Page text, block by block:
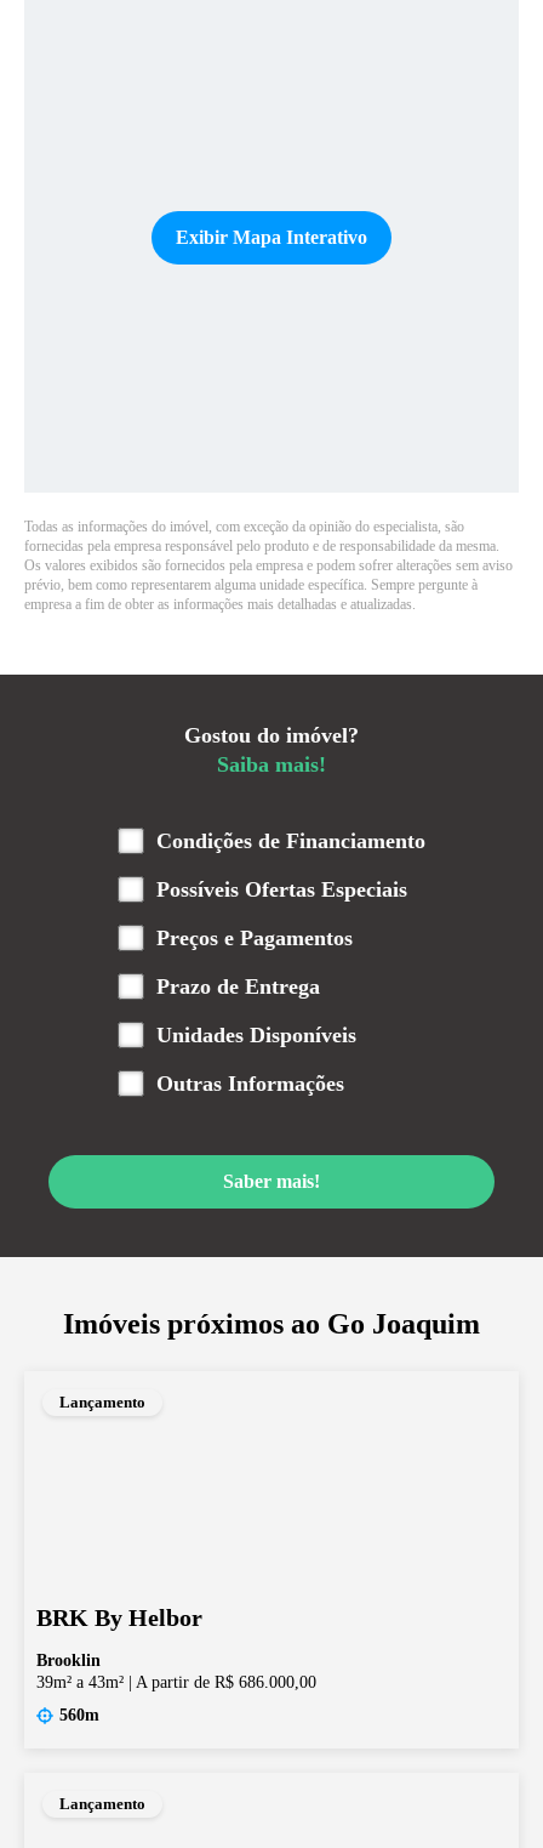
Exibir Mapa Interativo
Todas as informações do imóvel, com exceção da opinião do especialista, são
fornecidas pela empresa responsável pelo produto e de responsabilidade da mesma.
Os valores exibidos são fornecidos pela empresa e podem sofrer alterações sem aviso
prévio, bem como representarem alguma unidade específica. Sempre pergunte à
empresa a fim de obter as informações mais detalhadas e atualizadas.
Gostou do imóvel?
Saiba mais!
Condições de Financiamento
Possíveis Ofertas Especiais
Preços e Pagamentos
Prazo de Entrega
Unidades Disponíveis
Outras Informações
Saber mais!
Imóveis próximos ao Go Joaquim
Lançamento
BRK By Helbor
Brooklin
39m² a 43m²
A partir de R$ 686.000,00
560m
Lançamento